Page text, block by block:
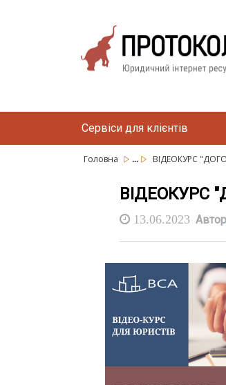
Сервіси для клієнтів
Головна ... ВІДЕОКУРС
ВІДЕОКУРС
13.06.2023